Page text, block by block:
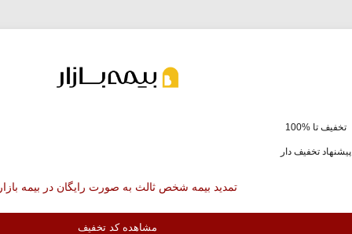
تخفیف تا %100
پیشنهاد تخفیف دار
تمدید بیمه شخص ثالث به صورت رایگان در بیمه بازار
مشاهده کد تخفیف